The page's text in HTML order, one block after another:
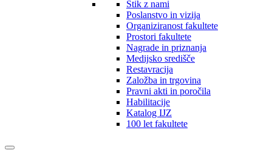
Stik z nami
Poslanstvo in vizija
Organiziranost fakultete
Prostori fakultete
Nagrade in priznanja
Medijsko središče
Restavracija
Založba in trgovina
Pravni akti in poročila
Habilitacije
Katalog IJZ
100 let fakultete